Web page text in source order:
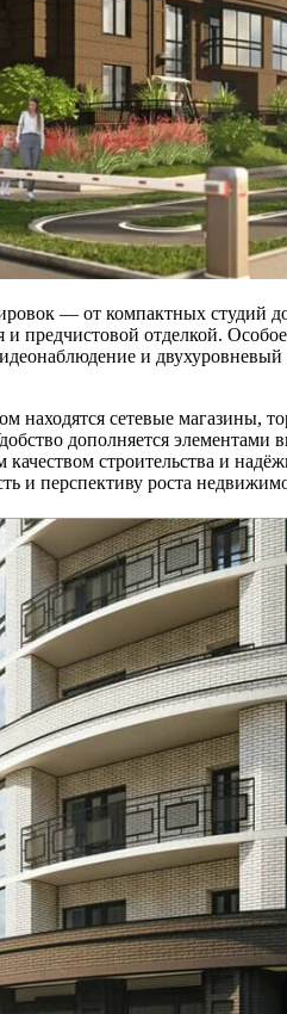
— от компактных студий
отделкой.
и
находятся сетевые
дополняется
строительства и
и перспективу роста